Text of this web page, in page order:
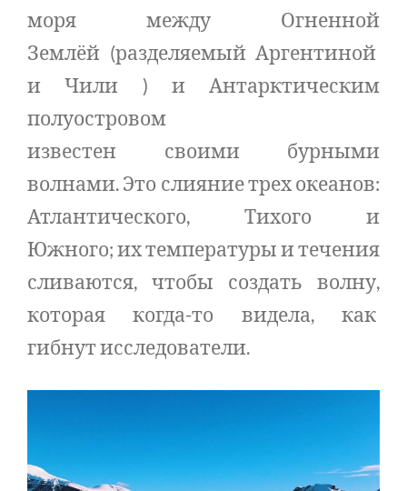
моря между Огненной
Землёй (разделяемый Аргентиной
и Чили ) и Антарктическим
полуостровом
известен своими бурными
волнами. Это слияние трех океанов:
Атлантического, Тихого и
Южного; их температуры и течения
сливаются, чтобы создать волну,
которая когда-то видела, как
гибнут исследователи.